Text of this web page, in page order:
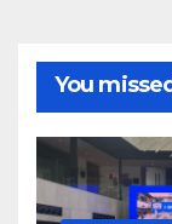
You missed